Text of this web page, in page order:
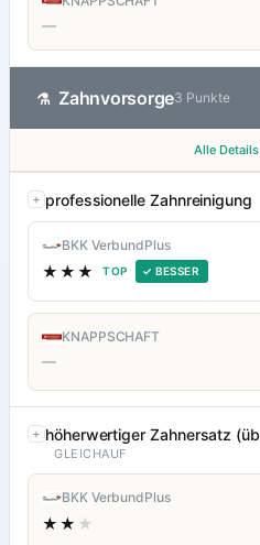
—
⚗ Zahnvorsorge3 Punkte
Alle
professionelle Zahnreinigung
BKK VerbundPlus
★★★ TOP ✓ BESSER
KNAPPSCHAFT
—
höherwertiger Zahnersatz
GLEICHAUF
BKK VerbundPlus
★★ ★